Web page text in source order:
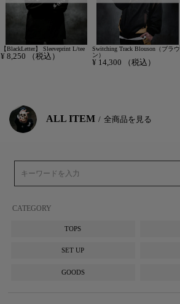
【BlackLetter】 Sleeveprint L/tee
¥ 8,250 （税込）
Switching Track Blouson（ブラウ
ン）
¥ 14,300 （税込）
ALL ITEM 全商品を見る
CATEGORY
TOPS
SET UP
GOODS